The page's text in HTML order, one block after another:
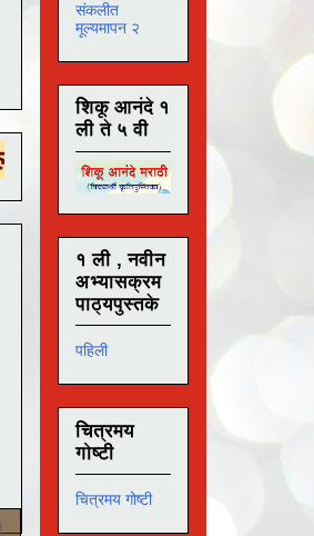
येथे क्लिक करा .
संकलीत
मूल्यमापन २
शिकू आनंदे १
ली ते ५ वी
१ ली , नवीन
अभ्यासक्रम
पाठ्यपुस्तके
पहिली
चित्रमय
गोष्टी
चित्रमय गोष्टी